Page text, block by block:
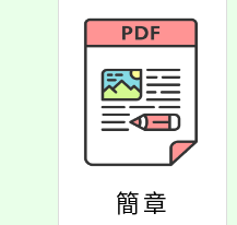
簡章